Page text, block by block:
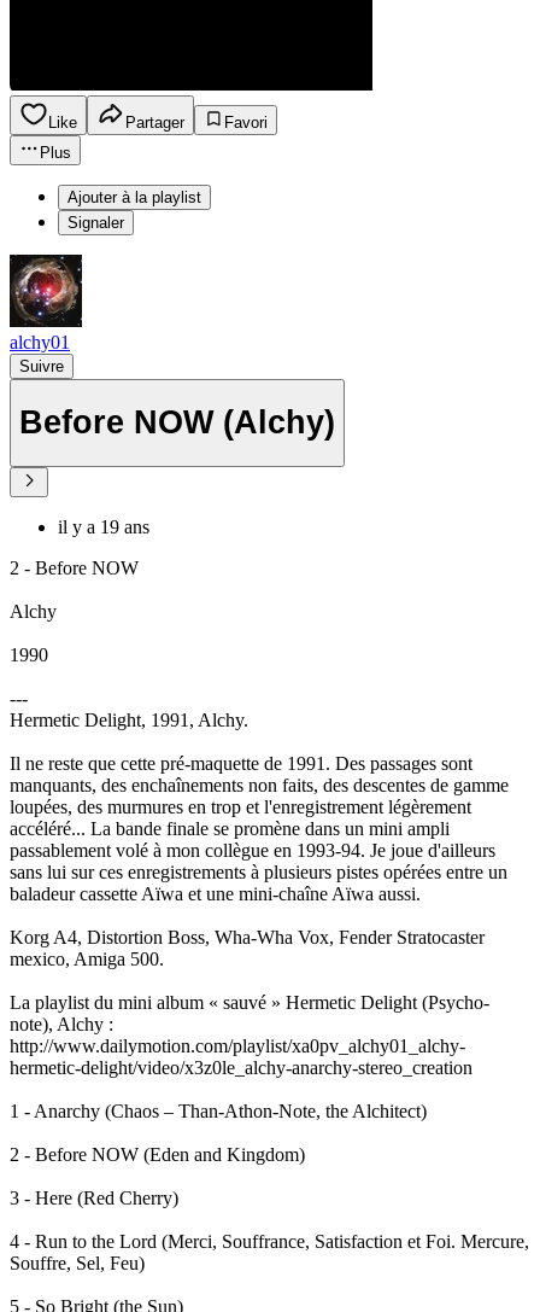
Like Partager
Favori
Plus
Ajouter à la playlist
Signaler
alchy01
Suivre
Before NOW (Alchy)
il y a 19 ans
2 - Before NOW
Alchy
1990
---
Hermetic Delight, 1991, Alchy.
Il ne reste que cette pré-maquette de 1991. Des passages sont
manquants, des enchaînements non faits, des descentes de gamme
loupées, des murmures en trop et l'enregistrement légèrement
accéléré... La bande finale se promène dans un mini ampli
passablement volé à mon collègue en 1993-94. Je joue d'ailleurs
sans lui sur ces enregistrements à plusieurs pistes opérées entre un
baladeur cassette Aïwa et une mini-chaîne Aïwa aussi.
Korg A4, Distortion Boss, Wha-Wha Vox, Fender Stratocaster
mexico, Amiga 500.
La playlist du mini album « sauvé » Hermetic Delight (Psycho-
note), Alchy :
http://www.dailymotion.com/playlist/xa0pv_alchy01_alchy-
hermetic-delight/video/x3z0le_alchy-anarchy-stereo_creation
1 - Anarchy (Chaos – Than-Athon-Note, the Alchitect)
2 - Before NOW (Eden and Kingdom)
3 - Here (Red Cherry)
4 - Run to the Lord (Merci, Souffrance, Satisfaction et Foi. Mercure,
Souffre, Sel, Feu)
5 - So Bright (the Sun)